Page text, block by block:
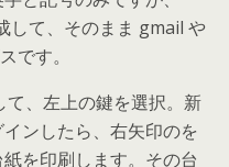
して、そのまま gmail や
です。
て、左上の鍵を選択。新
ンしたら、右矢印のを
を印刷します。その台